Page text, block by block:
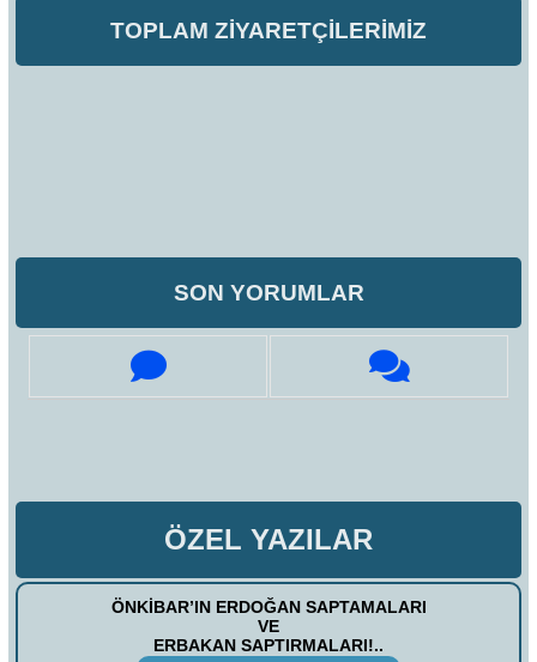
TOPLAM ZİYARETÇİLERİMİZ
SON YORUMLAR
ÖZEL YAZILAR
ÖNKİBAR’IN ERDOĞAN SAPTAMALARI
VE
ERBAKAN SAPTIRMALARI!..